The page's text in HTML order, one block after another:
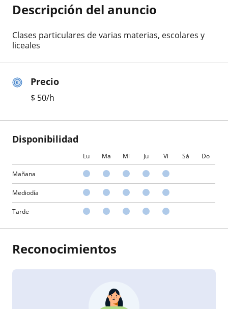
Precio
$ 50/h
Disponibilidad
Lu Ma Mi Ju Vi Sá Do
Mañana
Mediodía
Tarde
Descripción del anuncio
Clases particulares de varias materias, escolares y
liceales
Reconocimientos